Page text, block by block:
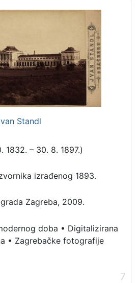
Standl
1832. – 30. 8. 1897.)
izrađenog 1893.
Zagreba, 2009.
doba • Digitalizirana
• Zagrebačke fotografije
7